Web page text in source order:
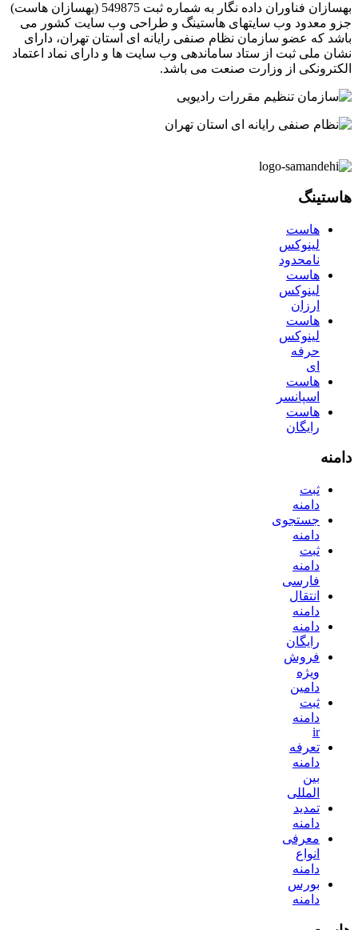
بهسازان فناوران داده نگار به شماره ثبت 549875 (بهسازان هاست)
جزو معدود وب سایتهای هاستینگ و طراحی وب سایت کشور می
باشد که عضو سازمان نظام صنفی رایانه ای استان تهران، دارای
نشان ملی ثبت از ستاد ساماندهی وب سایت ها و دارای نماد اعتماد
الکترونکی از وزارت صنعت می باشد.
هاستینگ
هاست
لینوکس
نامحدود
هاست
لینوکس
ارزان
هاست
لینوکس
حرفه
ای
هاست
اسپانسر
هاست
رایگان
دامنه
ثبت
دامنه
جستجوی
دامنه
ثبت
دامنه
فارسی
انتقال
دامنه
دامنه
رایگان
فروش
ویژه
دامین
ثبت
دامنه
ir
تعرفه
دامنه
بین
المللی
تمدید
دامنه
معرفی
انواع
دامنه
بورس
دامنه